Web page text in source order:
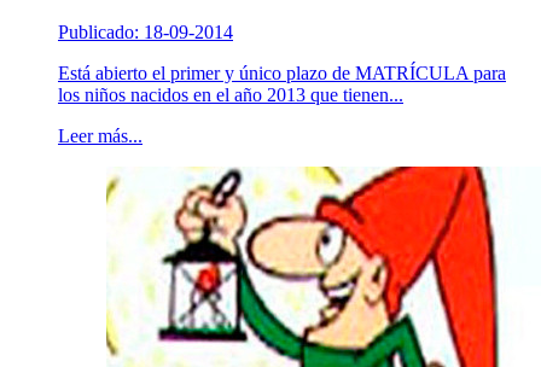
Publicado: 18-09-2014
Está abierto el primer y único plazo de MATRÍCULA para
los niños nacidos en el año 2013 que tienen...
Leer más...